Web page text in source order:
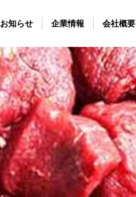
お知らせ 企業情報 会社概要